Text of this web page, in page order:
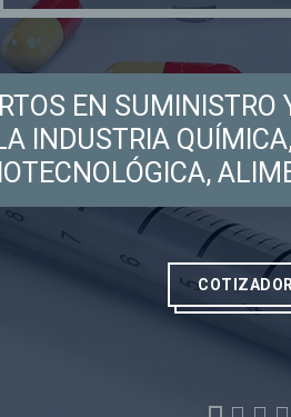
EN SUMINISTRO
INDUSTRIA
COTIZADOR